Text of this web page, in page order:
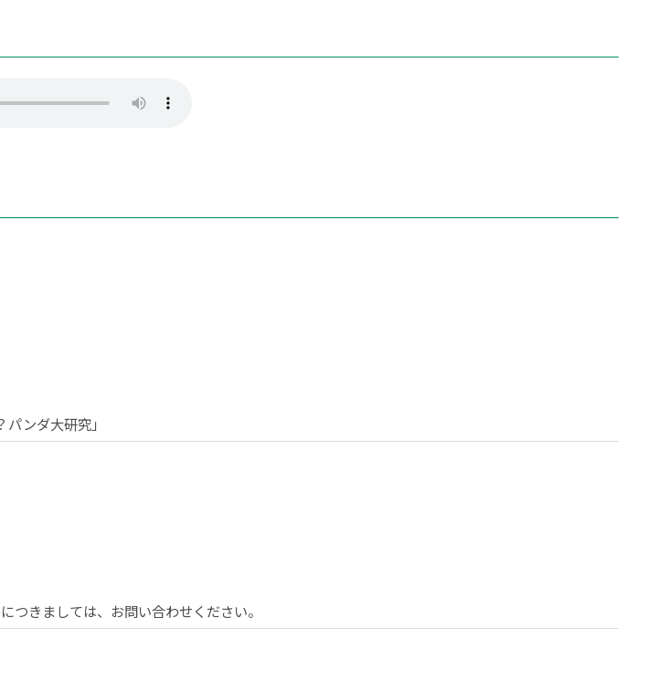
パンダ大研究」
つきましては、お問い合わせください。